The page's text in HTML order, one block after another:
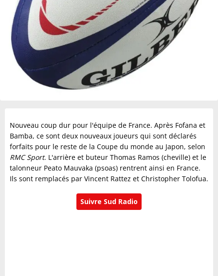
Nouveau coup dur pour l'équipe de France. Après Fofana et
Bamba, ce sont deux nouveaux joueurs qui sont déclarés
forfaits pour le reste de la Coupe du monde au Japon, selon
RMC Sport. L'arrière et buteur Thomas Ramos (cheville) et le
talonneur Peato Mauvaka (psoas) rentrent ainsi en France.
Ils sont remplacés par Vincent Rattez et Christopher Tolofua.
Suivre Sud Radio